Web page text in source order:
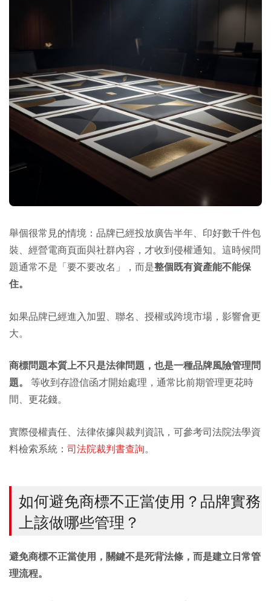
舉個很常見的情境：品牌已經投放廣告半年、印好數千件包
裝、經營電商頁面與社群內容，才收到侵權通知。這時候問
題通常不是「要不要改名」，而是整個既有資產能不能保
住。
如果品牌已經進入加盟、聯名、授權或跨境市場，影響會更
大。
商標問題本質上不只是法律問題，也是一種品牌風險管理問
題。
等收到存證信函才開始處理，通常比前期管理更花時
間、更花錢。
實際侵權責任、法律依據與裁判資訊，可參考司法院法學資
料檢索系統： 司法院裁判書查詢。
如何避免商標不正當使用？品牌實務
上該做哪些管理？
避免商標不正當使用，關鍵不是死背法條，而是建立日常管
理流程。